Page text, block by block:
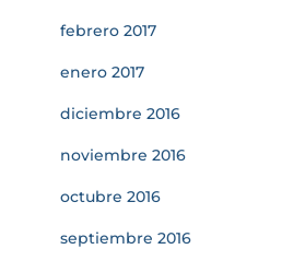
febrero 2017
enero 2017
diciembre 2016
noviembre 2016
octubre 2016
septiembre 2016